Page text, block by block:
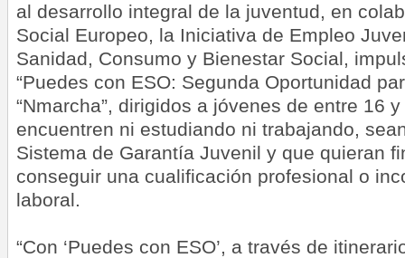
al desarrollo integral de la juventud, en
Social Europeo, la Iniciativa de Empleo
Sanidad, Consumo y Bienestar Social,
“Puedes con ESO: Segunda Oportunidad
“Nmarcha”, dirigidos a jóvenes de entre 16
encuentren ni estudiando ni trabajando,
Sistema de Garantía Juvenil y que quieran
conseguir una cualificación profesional o
laboral.
“Con ‘Puedes con ESO’, a través de